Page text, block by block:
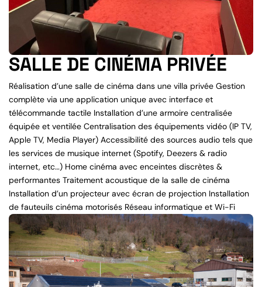
SALLE DE CINÉMA PRIVÉE
Réalisation d’une salle de cinéma dans une villa privée Gestion
complète via une application unique avec interface et
télécommande tactile Installation d’une armoire centralisée
équipée et ventilée Centralisation des équipements vidéo (IP TV,
Apple TV, Media Player) Accessibilité des sources audio tels que
les services de musique internet (Spotify, Deezers & radio
internet, etc…) Home cinéma avec enceintes discrètes &
performantes Traitement acoustique de la salle de cinéma
Installation d’un projecteur avec écran de projection Installation
de fauteuils cinéma motorisés Réseau informatique et Wi-Fi